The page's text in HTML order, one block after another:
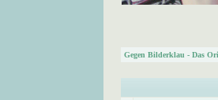
Gegen Bilderklau - Das